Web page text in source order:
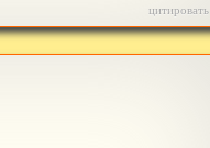
цитировать